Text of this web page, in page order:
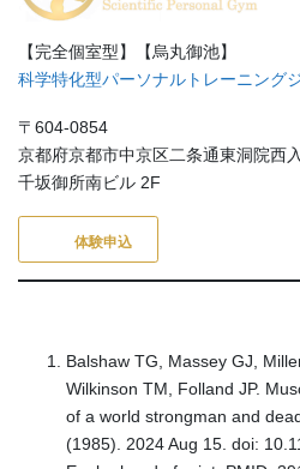
【完全個室型】【烏丸御池】
科学特化型パーソナルトレーニング
〒604-0854
京都府京都市中京区二条通東洞院西
千坂御所南ビル 2F
体験申込
Balshaw TG, Massey GJ,
Wilkinson TM, Folland JP.
of a world strongman and
(1985). 2024 Aug 15. doi: